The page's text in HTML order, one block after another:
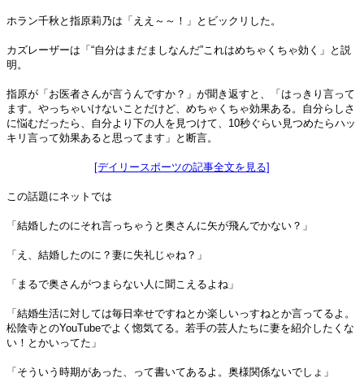
ホラン千秋と指原莉乃は「ええ～～！」とビックリした。
カズレーザーは「“自分はまだましなんだ”これはめちゃくちゃ効く」と説
明。
指原が「お医者さんが言うんですか？」が聞き返すと、「はっきり言って
ます。やっちゃいけないことだけど、めちゃくちゃ効果ある。自分らしさ
に悩むだったら、自分より下の人を見つけて、10秒ぐらい見つめたらハッ
キリ言って効果あると思ってます」と断言。
[デイリースポーツの記事全文を見る]
この話題にネットでは
「結婚したのにそれ言っちゃうと奥さんに矢が飛んでかない？」
「え、結婚したのに？妻に失礼じゃね？」
「まるで奥さんがつまらない人に聞こえるよね」
「結婚生活に対しては毎日幸せですねとか楽しいっすねとか言ってるよ。
松陰寺とのYouTubeでよく惚気てる。若手の芸人たちに妻を紹介したくな
い！とかいってた」
「そういう時期があった、って書いてあるよ。奥様関係ないでしょ」